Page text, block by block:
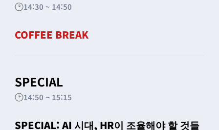
14:30 ~ 14:50
COFFEE BREAK
SPECIAL
14:50 ~ 15:15
SPECIAL: AI 시대, HR이 조율해야 할 것들